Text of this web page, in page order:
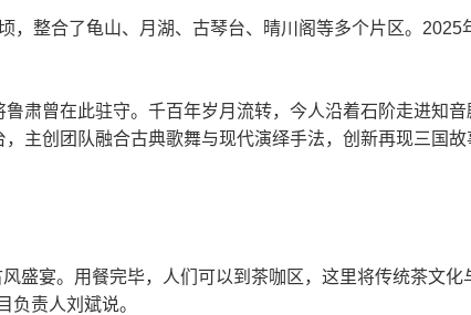
整合了龟山、月湖、古琴台、晴川阁等多个片区。2025
肃曾在此驻守。千百年岁月流转，今人沿着石阶走进知
主创团队融合古典歌舞与现代演绎手法，创新再现三国
盛宴。用餐完毕，人们可以到茶咖区，这里将传统茶文化
负责人刘斌说。